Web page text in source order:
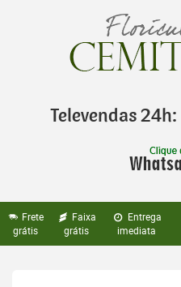
Televendas 24h:
Frete
grátis
Faixa
grátis
Entrega
imediata